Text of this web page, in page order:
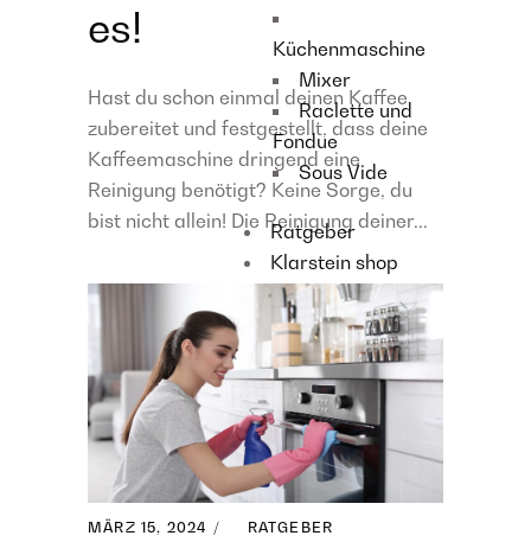
Küchenmaschine
Mixer
Raclette und
Fondue
Sous Vide
Ratgeber
Klarstein shop
es!
Hast du schon einmal deinen Kaffee
zubereitet und festgestellt, dass deine
Kaffeemaschine dringend eine
Reinigung benötigt? Keine Sorge, du
bist nicht allein! Die Reinigung deiner...
MÄRZ 15, 2024 RATGEBER